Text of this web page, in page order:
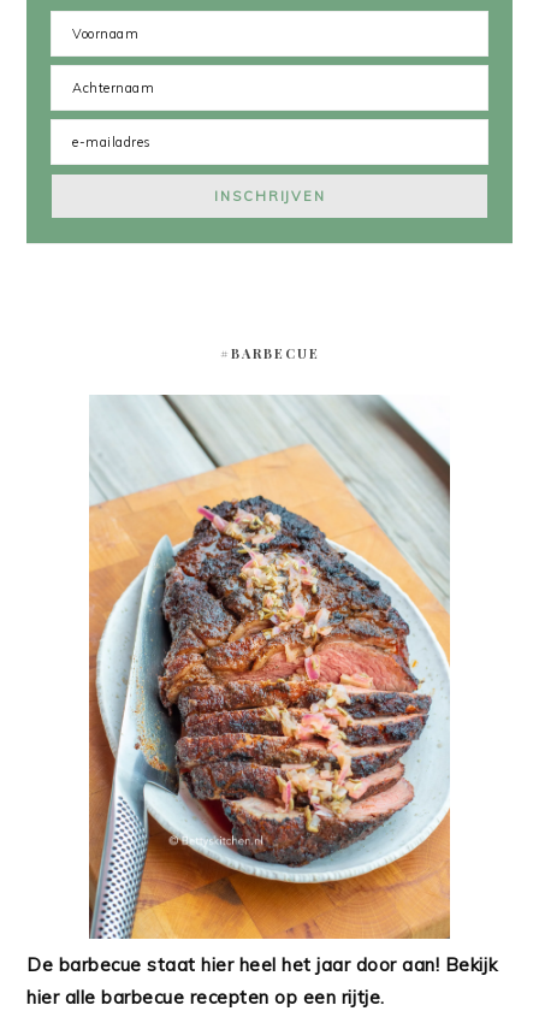
#BARBECUE
De barbecue staat hier heel het jaar door aan! Bekijk
hier alle barbecue recepten op een rijtje.